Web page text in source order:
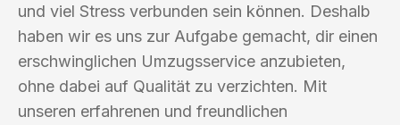
und viel Stress verbunden sein können. Deshalb
haben wir es uns zur Aufgabe gemacht, dir einen
erschwinglichen Umzugsservice anzubieten,
ohne dabei auf Qualität zu verzichten. Mit
unseren erfahrenen und freundlichen